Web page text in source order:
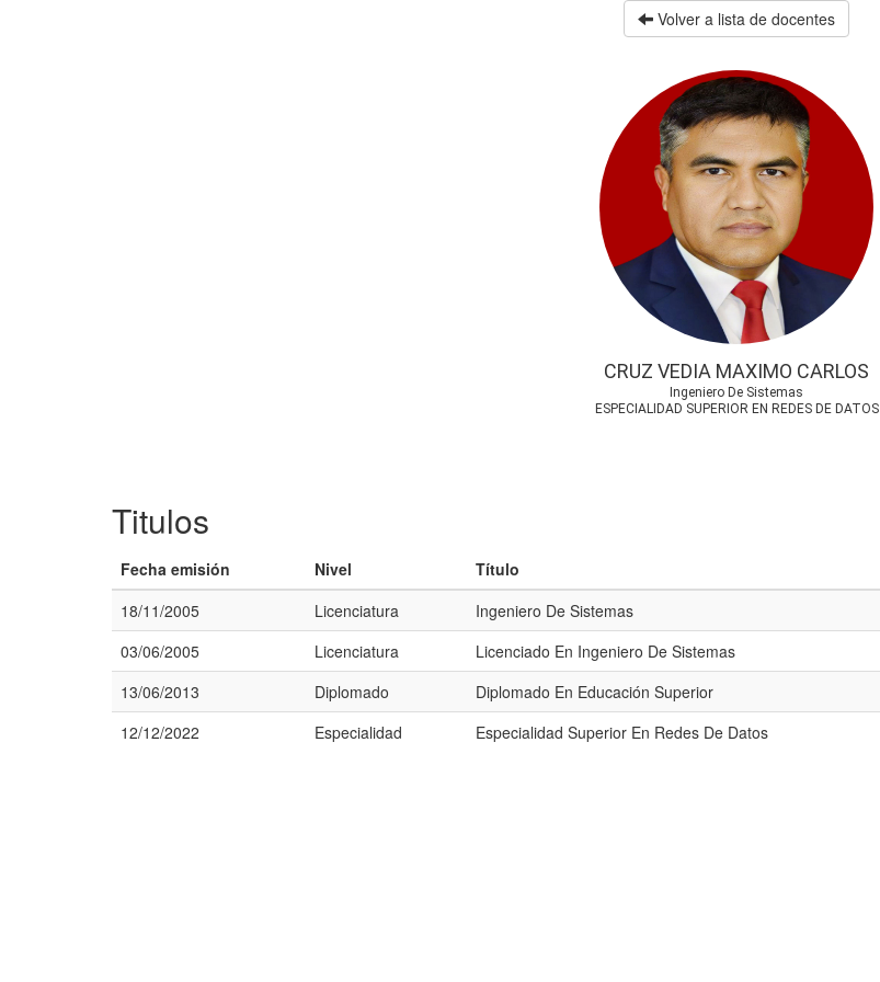
Volver a lista de docentes
CRUZ VEDIA MAXIMO CARLOS
Ingeniero De Sistemas
ESPECIALIDAD SUPERIOR EN REDES DE DATOS
Titulos
Fecha emisión Nivel Título
18/11/2005
Licenciatura Ingeniero De Sistemas
03/06/2005
Licenciatura Licenciado En Ingeniero De Sistemas
13/06/2013
Diplomado Diplomado En Educación Superior
12/12/2022
Especialidad Especialidad Superior En Redes De Datos